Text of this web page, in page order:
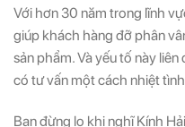
Với hơn 30 năm trong lĩnh
giúp khách hàng đỡ phân
sản phẩm. Và yếu tố này
có tư vấn một cách nhiệt
Bạn đừng lo khi nghĩ Kính